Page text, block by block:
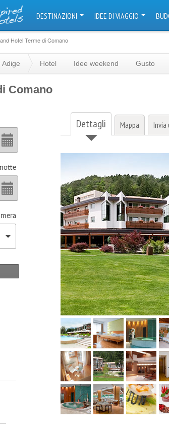
DESTINAZIONI IDEE DI VIAGGIO
Hotel Terme di Comano
Adige Hotel Idee weekend Gusto
Comano
Dettagli Mappa Invia
notte